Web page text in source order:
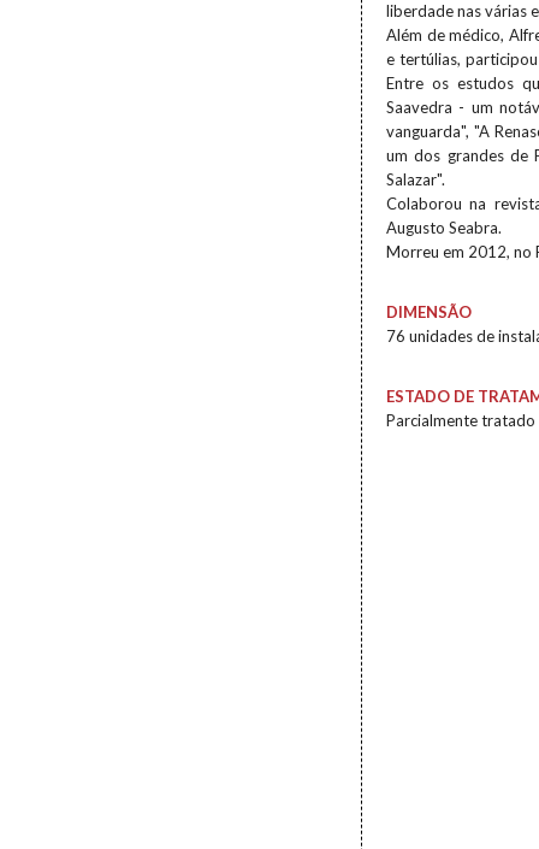
liberdade nas várias
Além de médico,
e tertúlias,
Entre os estudos
Saavedra - um
vanguarda", "A
um dos grandes de
Salazar".
Colaborou na
Augusto Seabra.
Morreu em 2012, no
DIMENSÃO
76 unidades de
ESTADO DE
Parcialmente tratado